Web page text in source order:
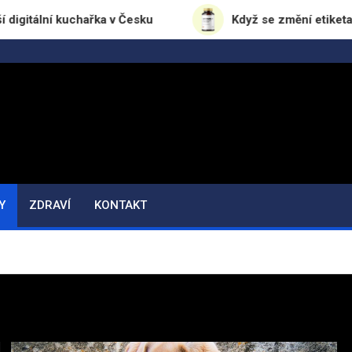
v Česku Když se změní etiketa, změní
ZDRAVÍ KONTAKT